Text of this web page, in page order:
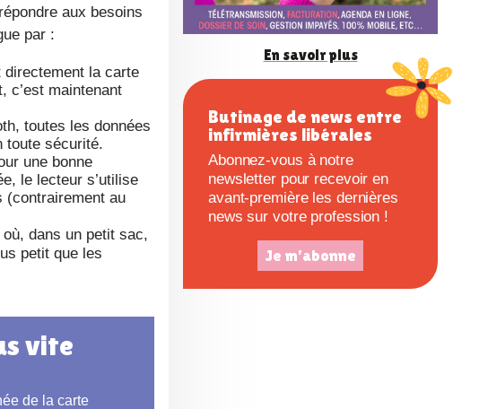
aux besoins
par :
directement la carte
c’est maintenant
toutes les données
toute sécurité.
une bonne
le lecteur s’utilise
(contrairement au
dans un petit sac,
petit que les
n
e
En savoir plus
Butinage de news entre
infirmières libérales
Abonnez-vous à notre
newsletter pour recevoir en
avant-première les dernières
news sur votre profession !
Je m'abonne